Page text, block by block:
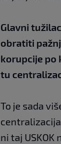
Glavni
obratiti
korupcije po
tu
To je sada
ni taj